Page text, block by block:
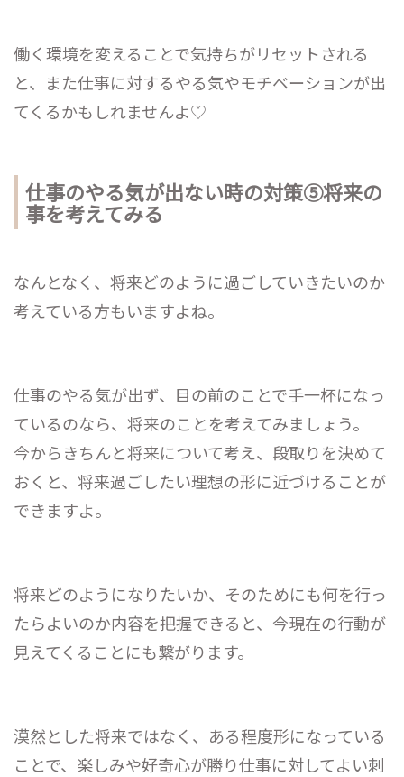
働く環境を変えることで気持ちがリセットされる
と、また仕事に対するやる気やモチベーションが出
てくるかもしれませんよ♡
仕事のやる気が出ない時の対策⑤将来の
事を考えてみる
なんとなく、将来どのように過ごしていきたいのか
考えている方もいますよね。
仕事のやる気が出ず、目の前のことで手一杯になっ
ているのなら、将来のことを考えてみましょう。
今からきちんと将来について考え、段取りを決めて
おくと、将来過ごしたい理想の形に近づけることが
できますよ。
将来どのようになりたいか、そのためにも何を行っ
たらよいのか内容を把握できると、今現在の行動が
見えてくることにも繋がります。
漠然とした将来ではなく、ある程度形になっている
ことで、楽しみや好奇心が勝り仕事に対してよい刺